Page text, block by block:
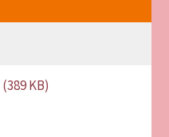
(389 KB)